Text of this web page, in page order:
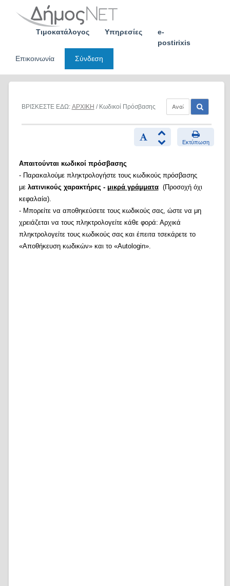
Τιμοκατάλογος Υπηρεσίες
e-
postirixis
Επικοινωνία
Σύνδεση
ΒΡΙΣΚΕΣΤΕ ΕΔΩ: ΑΡΧΙΚΗ / Κωδικοί Πρόσβασης
Εκτύπωση
Απαιτούνται κωδικοί πρόσβασης
- Παρακαλούμε πληκτρολογήστε τους κωδικούς πρόσβασης
με λατινικούς χαρακτήρες - μικρά γράμματα(Προσοχή όχι
κεφαλαία).
- Μπορείτε να αποθηκεύσετε τους κωδικούς σας, ώστε να μη
χρειάζεται να τους πληκτρολογείτε κάθε φορά: Αρχικά
πληκτρολογείτε τους κωδικούς σας και έπειτα τσεκάρετε το
«Αποθήκευση κωδικών» και το «Autologin».